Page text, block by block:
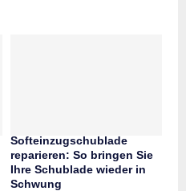
Softeinzugschublade
reparieren: So bringen Sie
Ihre Schublade wieder in
Schwung